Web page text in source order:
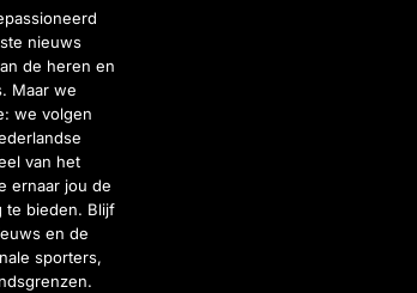
nieuws
de heren en
Maar we
we volgen
van het
ernaar jou de
te bieden. Blijf
en de
sporters,